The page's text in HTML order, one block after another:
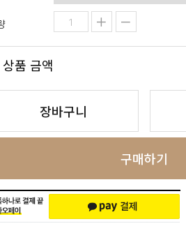
품 금액
장바구니
구매하기